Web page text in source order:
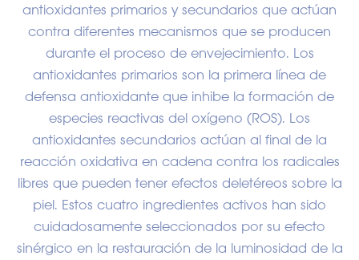
antioxidantes primarios y secundarios que actúan
contra diferentes mecanismos que se producen
durante el proceso de envejecimiento. Los
antioxidantes primarios son la primera línea de
defensa antioxidante que inhibe la formación de
especies reactivas del oxígeno (ROS). Los
antioxidantes secundarios actúan al final de la
reacción oxidativa en cadena contra los radicales
libres que pueden tener efectos deletéreos sobre la
piel. Estos cuatro ingredientes activos han sido
cuidadosamente seleccionados por su efecto
sinérgico en la restauración de la luminosidad de la